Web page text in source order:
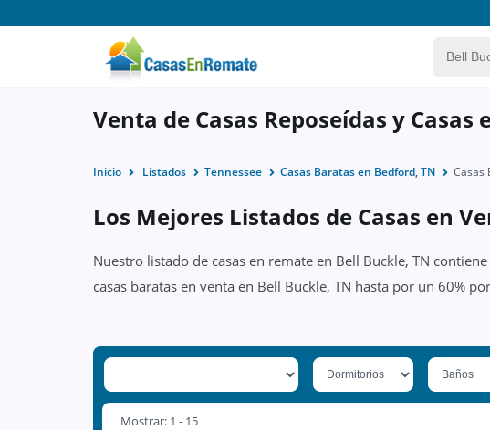
Venta de Casas Reposeídas y
Inicio Listados Tennessee Casas Baratas en Bedford, TN Casas
Los Mejores Listados de Casas en
Nuestro listado de casas en remate en Bell Buckle, TN
casas baratas en venta en Bell Buckle, TN hasta por un 60%
Mostrar: 1 - 15